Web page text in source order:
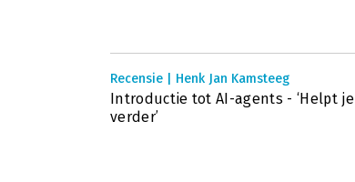
Recensie | Henk Jan Kamsteeg
Introductie tot AI-agents - ‘Helpt je
verder’